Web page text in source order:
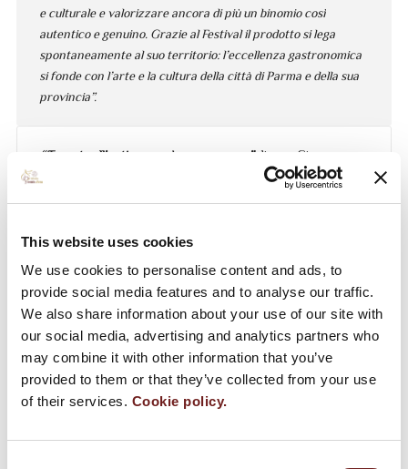
This website uses cookies
We use cookies to personalise content and ads, to
provide social media features and to analyse our traffic.
We also share information about your use of our site with
our social media, advertising and analytics partners who
may combine it with other information that you’ve
provided to them or that they’ve collected from your use
of their services. Cookie policy.
e culturale e valorizzare ancora di più un binomio così
autentico e genuino. Grazie al Festival il prodotto si lega
spontaneamente al suo territorio: l’eccellenza gastronomica
si fonde con l’arte e la cultura della città di Parma e della sua
provincia”.
“Tornate all’antico e sarà un progresso”diceva Giuseppe
Verdi: antichi gesti, lavorazione artigianale secondo la
Parma, oggi come duemila anni fa, un prodotto apprezzato